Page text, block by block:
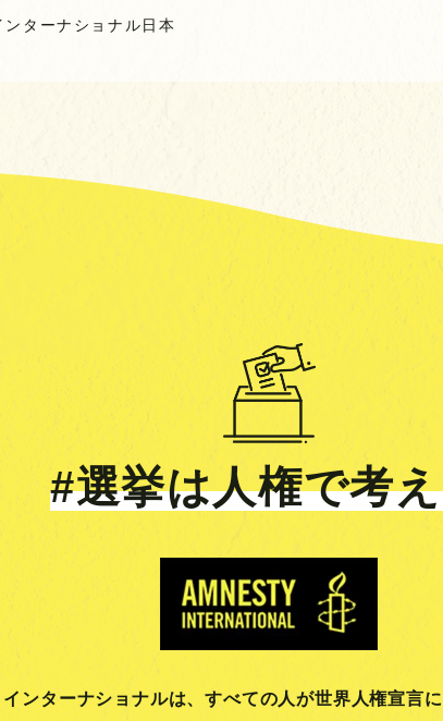
ターナショナル日本
#選挙は人権で考
ンターナショナルは、すべての人が世界人権宣言